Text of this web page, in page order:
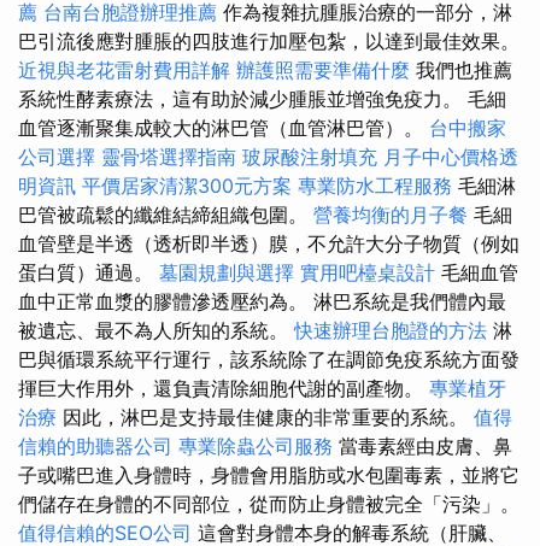
薦 台南台胞證辦理推薦 作為複雜抗腫脹治療的一部分，淋
巴引流後應對腫脹的四肢進行加壓包紮，以達到最佳效果。
近視與老花雷射費用詳解 辦護照需要準備什麼 我們也推薦
系統性酵素療法，這有助於減少腫脹並增強免疫力。 毛細
血管逐漸聚集成較大的淋巴管（血管淋巴管）。 台中搬家
公司選擇 靈骨塔選擇指南 玻尿酸注射填充 月子中心價格透
明資訊 平價居家清潔300元方案 專業防水工程服務 毛細淋
巴管被疏鬆的纖維結締組織包圍。 營養均衡的月子餐 毛細
血管壁是半透（透析即半透）膜，不允許大分子物質（例如
蛋白質）通過。 墓園規劃與選擇 實用吧檯桌設計 毛細血管
血中正常血漿的膠體滲透壓約為。 淋巴系統是我們體內最
被遺忘、最不為人所知的系統。快速辦理台胞證的方法 淋
巴與循環系統平行運行，該系統除了在調節免疫系統方面發
揮巨大作用外，還負責清除細胞代謝的副產物。 專業植牙
治療 因此，淋巴是支持最佳健康的非常重要的系統。 值得
信賴的助聽器公司 專業除蟲公司服務 當毒素經由皮膚、鼻
子或嘴巴進入身體時，身體會用脂肪或水包圍毒素，並將它
們儲存在身體的不同部位，從而防止身體被完全「污染」。
值得信賴的SEO公司 這會對身體本身的解毒系統（肝臟、